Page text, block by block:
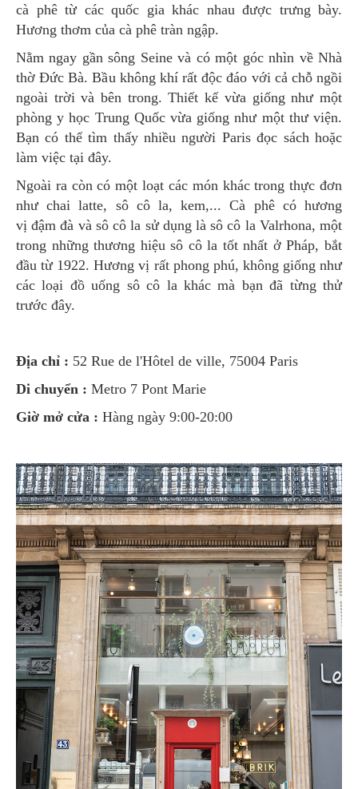
cà phê từ các quốc gia khác nhau được trưng bày.
Hương thơm của cà phê tràn ngập.
Nằm ngay gần sông Seine và có một góc nhìn về Nhà
thờ Đức Bà. Bầu không khí rất độc đáo với cả chỗ ngồi
ngoài trời và bên trong. Thiết kế vừa giống như một
phòng y học Trung Quốc vừa giống như một thư viện.
Bạn có thể tìm thấy nhiều người Paris đọc sách hoặc
làm việc tại đây.
Ngoài ra còn có một loạt các món khác trong thực đơn
như chai latte, sô cô la, kem,... Cà phê có hương
vị đậm đà và sô cô la sử dụng là sô cô la Valrhona, một
trong những thương hiệu sô cô la tốt nhất ở Pháp, bắt
đầu từ 1922. Hương vị rất phong phú, không giống như
các loại đồ uống sô cô la khác mà bạn đã từng thử
trước đây.
Địa chỉ : 52 Rue de l'Hôtel de ville, 75004 Paris
Di chuyển : Metro 7 Pont Marie
Giờ mở cửa : Hàng ngày 9:00-20:00